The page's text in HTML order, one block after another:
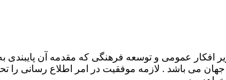
افکار عمومی و توسعه فرهنگی که مقدمه آن پایبندی
جهان می باشد . لازمه موفقیت در امر اطلاع رسانی